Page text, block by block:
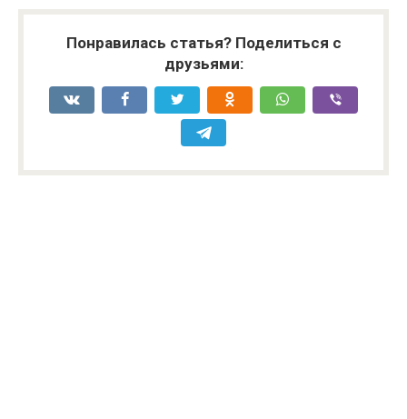
Понравилась статья? Поделиться с
друзьями: